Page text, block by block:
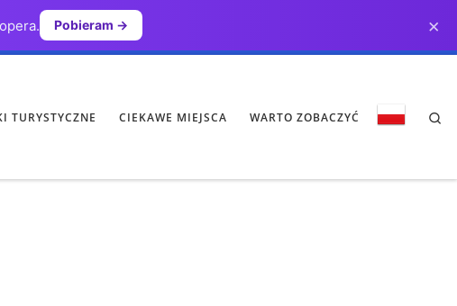
Pobieram → ×
TURYSTYCZNE CIEKAWE MIEJSCA WARTO ZOBACZYĆ